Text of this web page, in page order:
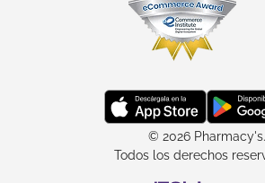
© 2026 Pharmacy's.
Todos los derechos